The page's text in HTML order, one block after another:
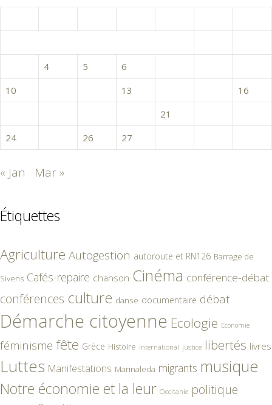
4 5 6
10
13
16
21
24
26 27
« Jan Mar »
Étiquettes
Agriculture Autogestion autoroute et RN126 Barrage de
Sivens Cafés-repaire chanson Cinéma conférence-débat
conférences culture danse documentaire débat
Démarche citoyenne Ecologie Economie
féminisme fête Grèce Histoire International justice libertés livres
Luttes Manifestations Marinaleda migrants musique
Notre économie et la leur Occitanie politique